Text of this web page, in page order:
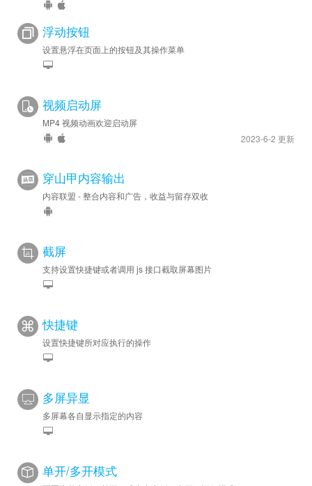
浮动按钮
设置悬浮在页面上的按钮及其操作菜单
视频启动屏
MP4 视频动画欢迎启动屏
2023-6-2 更新
穿山甲内容输出
内容联盟 - 整合内容和广告，收益与留存双收
截屏
支持设置快捷键或者调用 js 接口截取屏幕图片
快捷键
设置快捷键所对应执行的操作
多屏异显
多屏幕各自显示指定的内容
单开/多开模式